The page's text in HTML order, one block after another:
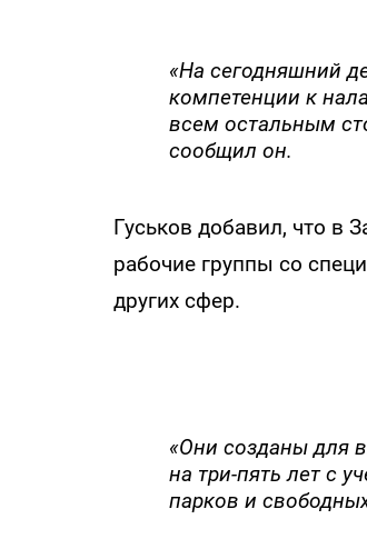
«На сегодняшний
компетенции к
всем остальным
сообщил он.
Гуськов добавил, что в
рабочие группы со
других сфер.
«Они созданы для
на три-пять лет с
парков и